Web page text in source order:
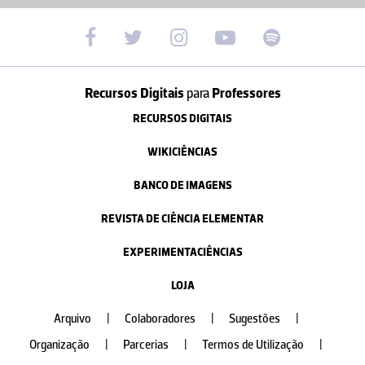
Recursos Digitais paraProfessores
RECURSOS DIGITAIS
WIKICIÊNCIAS
BANCO DE IMAGENS
REVISTA DE CIÊNCIA ELEMENTAR
EXPERIMENTACIÊNCIAS
LOJA
Arquivo Colaboradores Sugestões
Organização
Parcerias Termos de Utilização